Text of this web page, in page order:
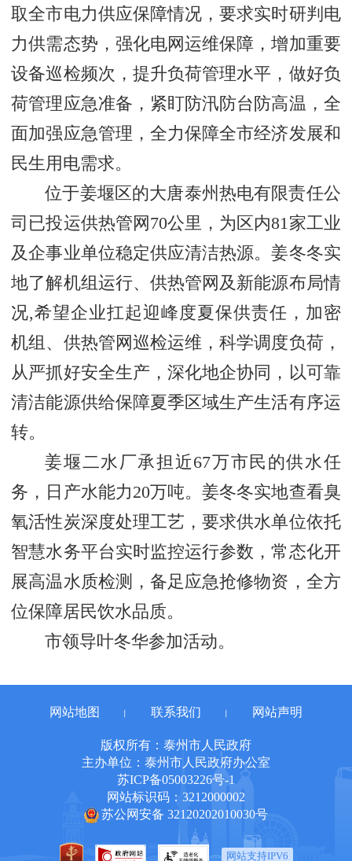
取全市电力供应保障情况，要求实时研判电
力供需态势，强化电网运维保障，增加重要
设备巡检频次，提升负荷管理水平，做好负
荷管理应急准备，紧盯防汛防台防高温，全
面加强应急管理，全力保障全市经济发展和
民生用电需求。
位于姜堰区的大唐泰州热电有限责任公
司已投运供热管网70公里，为区内81家工业
及企事业单位稳定供应清洁热源。姜冬冬实
地了解机组运行、供热管网及新能源布局情
况,希望企业扛起迎峰度夏保供责任，加密
机组、供热管网巡检运维，科学调度负荷，
从严抓好安全生产，深化地企协同，以可靠
清洁能源供给保障夏季区域生产生活有序运
转。
姜堰二水厂承担近67万市民的供水任
务，日产水能力20万吨。姜冬冬实地查看臭
氧活性炭深度处理工艺，要求供水单位依托
智慧水务平台实时监控运行参数，常态化开
展高温水质检测，备足应急抢修物资，全方
位保障居民饮水品质。
市领导叶冬华参加活动。
网站地图 联系我们 网站声明
版权所有：泰州市人民政府
主办单位：泰州市人民政府办公室
苏ICP备05003226号-1
网站标识码：3212000002
苏公网安备 32120202010030号
网站支持IPV6